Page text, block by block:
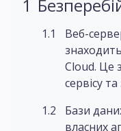
Веб-
Cloud. Це
сервісу
Бази
власних